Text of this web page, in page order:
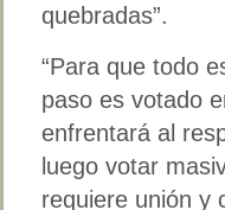
quebradas”.
“Para que todo
paso es votado
enfrentará al
luego votar
requiere unión y